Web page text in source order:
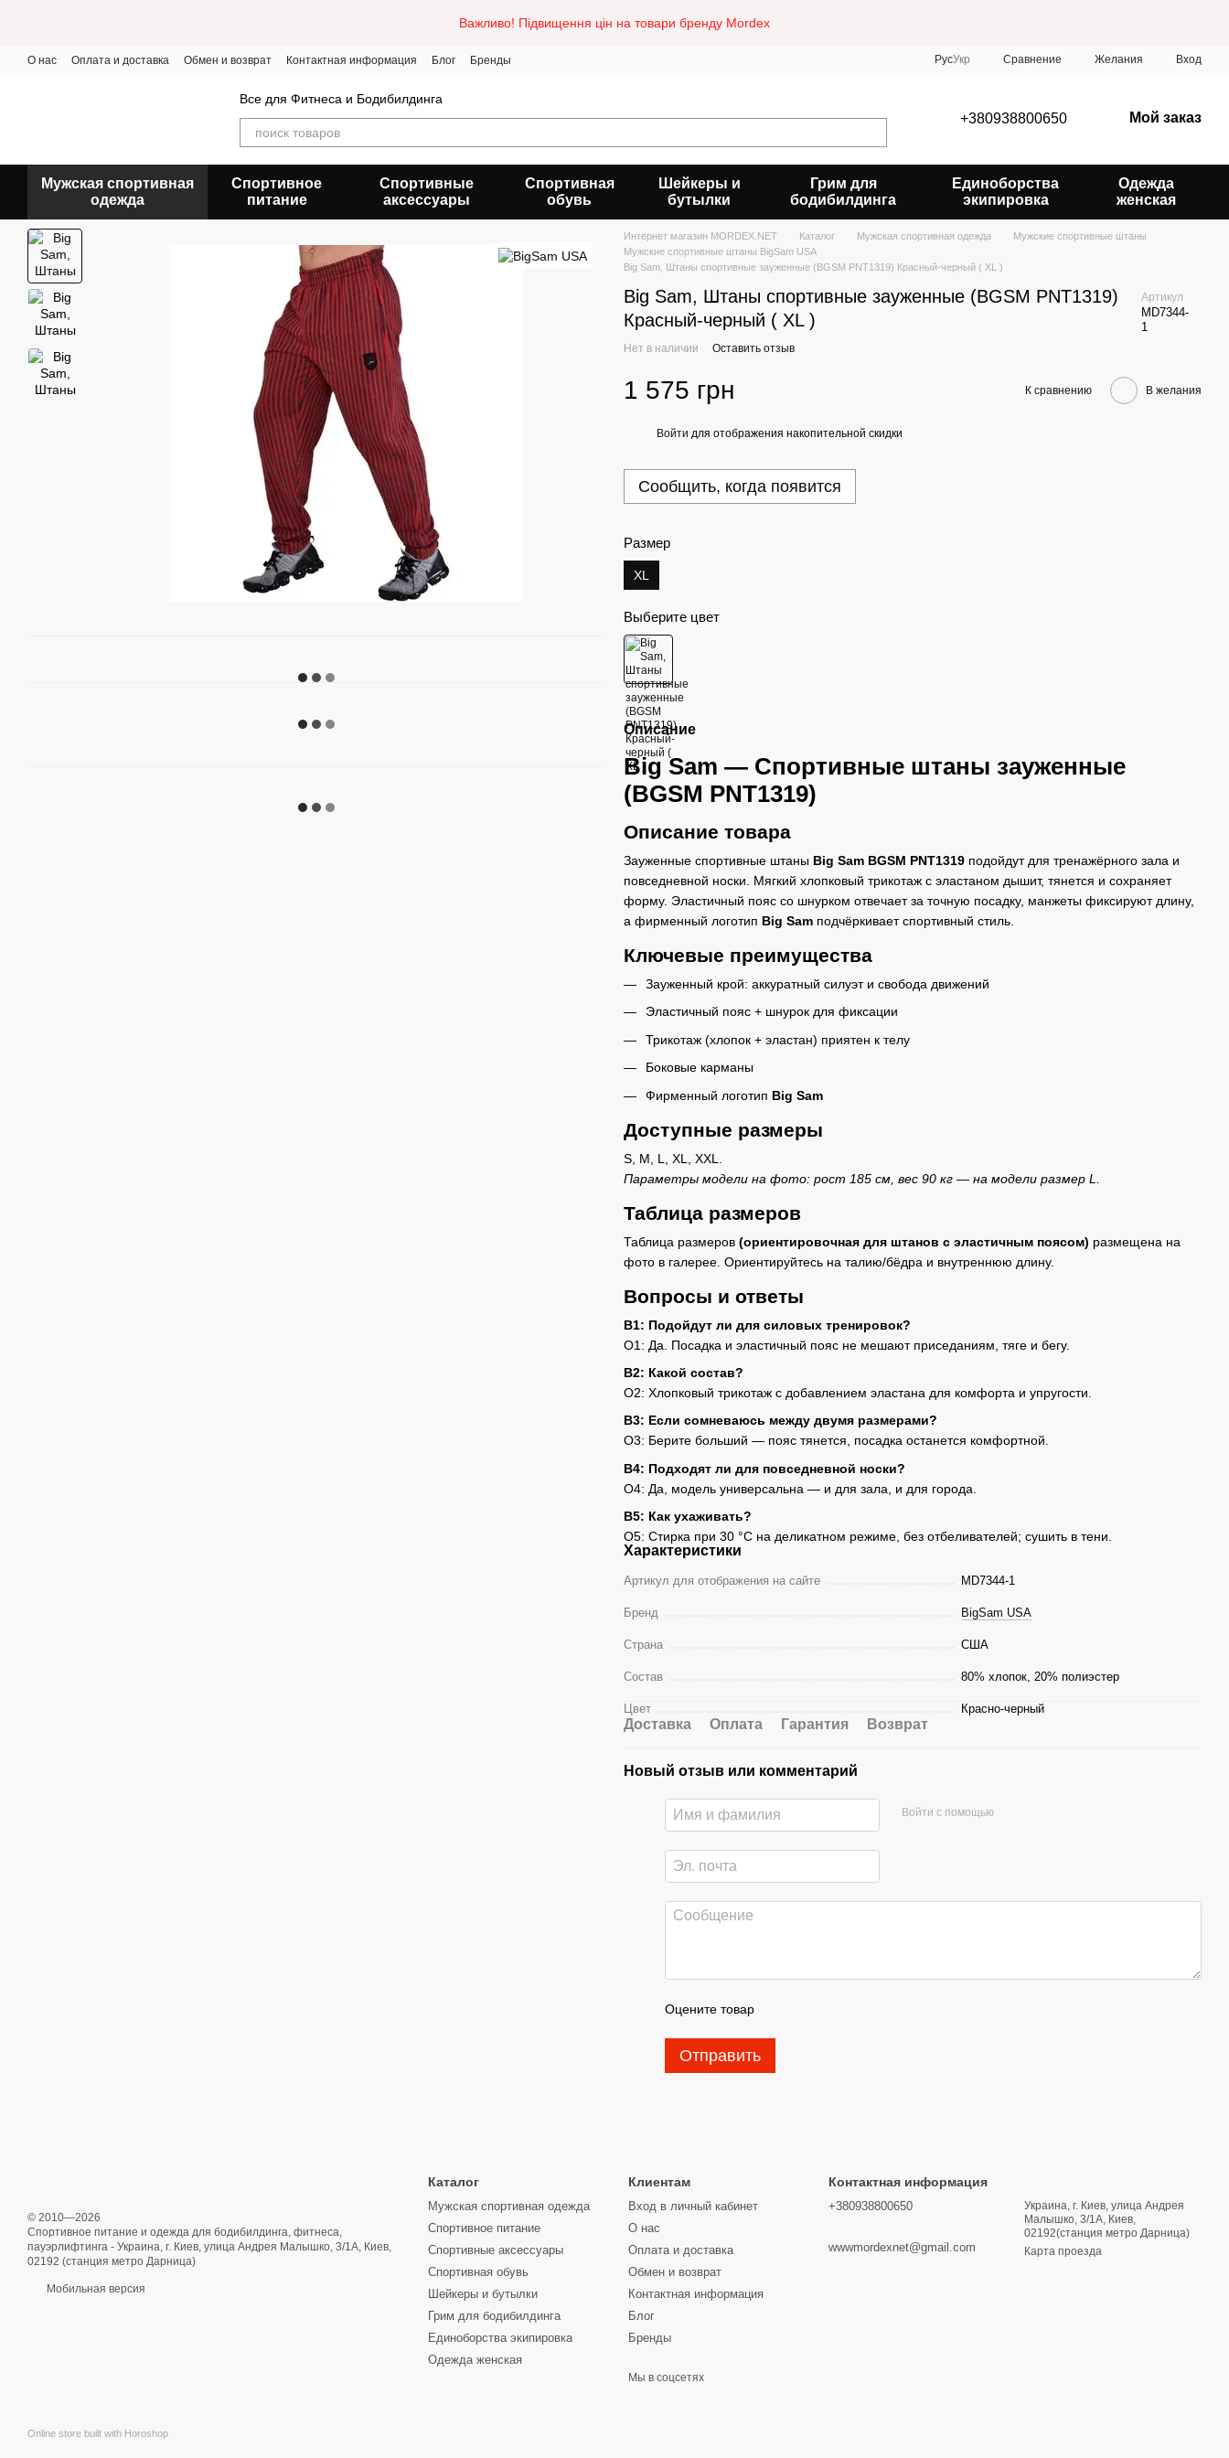
Важливо! Підвищення цін на товари бренду Mordex
О нас Оплата и доставка Обмен и возврат Контактная информация Блог Бренды РусУкр Сравнение Желания Вход
Все для Фитнеса и Бодибилдинга
+380938800650 Мой заказ
Мужская спортивная
одежда
Спортивное
питание
Спортивные
аксессуары
Спортивная
обувь
Шейкеры и
бутылки
Грим для
бодибилдинга
Единоборства
экипировка
Одежда
женская
Интернет магазин MORDEX.NET Каталог Мужская спортивная одежда
Мужские спортивные штаны
Мужские спортивные штаны BigSam USA
Big Sam, Штаны спортивные зауженные (BGSM PNT1319) Красный-черный ( XL )
Big Sam, Штаны спортивные зауженные (BGSM PNT1319)
Красный-черный ( XL )
Артикул
MD7344-
1
Нет в наличии Оставить отзыв
1 575 грн К сравнению В желания
Войти для отображения накопительной скидки
Сообщить, когда появится
Размер
XL
Выберите цвет
Описание
Big Sam — Спортивные штаны зауженные
(BGSM PNT1319)
Описание товара
Зауженные спортивные штаны Big Sam BGSM PNT1319 подойдут для тренажёрного зала и
повседневной носки. Мягкий хлопковый трикотаж с эластаном дышит, тянется и сохраняет
форму. Эластичный пояс со шнурком отвечает за точную посадку, манжеты фиксируют длину,
а фирменный логотип Big Sam подчёркивает спортивный стиль.
Ключевые преимущества
Зауженный крой: аккуратный силуэт и свобода движений
Эластичный пояс + шнурок для фиксации
Трикотаж (хлопок + эластан) приятен к телу
Боковые карманы
Фирменный логотип Big Sam
Доступные размеры
S, M, L, XL, XXL.
Параметры модели на фото: рост 185 см, вес 90 кг — на модели размер L.
Таблица размеров
Таблица размеров (ориентировочная для штанов с эластичным поясом) размещена на
фото в галерее. Ориентируйтесь на талию/бёдра и внутреннюю длину.
Вопросы и ответы
В1: Подойдут ли для силовых тренировок?
О1: Да. Посадка и эластичный пояс не мешают приседаниям, тяге и бегу.
В2: Какой состав?
О2: Хлопковый трикотаж с добавлением эластана для комфорта и упругости.
В3: Если сомневаюсь между двумя размерами?
О3: Берите больший — пояс тянется, посадка останется комфортной.
В4: Подходят ли для повседневной носки?
О4: Да, модель универсальна — и для зала, и для города.
В5: Как ухаживать?
О5: Стирка при 30 °C на деликатном режиме, без отбеливателей; сушить в тени.
Характеристики
Артикул для отображения на сайте MD7344-1
Бренд BigSam USA
Страна США
Состав 80% хлопок, 20% полиэстер
Цвет Красно-черный
Доставка Оплата Гарантия Возврат
Новый отзыв или комментарий
Войти с помощью
Оцените товар
Отправить
© 2010—2026
Спортивное питание и одежда для бодибилдинга, фитнеса,
пауэрлифтинга - Украина, г. Киев, улица Андрея Малышко, 3/1А, Киев,
02192 (станция метро Дарница)
Мобильная версия
Online store built with Horoshop
Каталог
Мужская спортивная одежда
Спортивное питание
Спортивные аксессуары
Спортивная обувь
Шейкеры и бутылки
Грим для бодибилдинга
Единоборства экипировка
Одежда женская
Клиентам
Вход в личный кабинет
О нас
Оплата и доставка
Обмен и возврат
Контактная информация
Блог
Бренды
Мы в соцсетях
Контактная информация
+380938800650
wwwmordexnet@gmail.com
Украина, г. Киев, улица Андрея
Малышко, 3/1А, Киев,
02192(станция метро Дарница)
Карта проезда